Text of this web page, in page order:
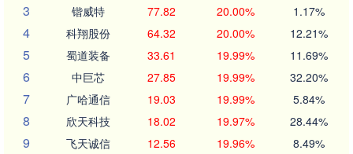
3 锴威特 77.82 20.00% 1.17%
4 科翔股份 64.32 20.00% 12.21%
5 蜀道装备 33.61 19.99% 11.69%
6 中巨芯 27.85 19.99% 32.20%
7 广哈通信 19.03 19.99% 5.84%
8 欣天科技 18.02 19.97% 28.44%
9 飞天诚信 12.56 19.96% 8.49%